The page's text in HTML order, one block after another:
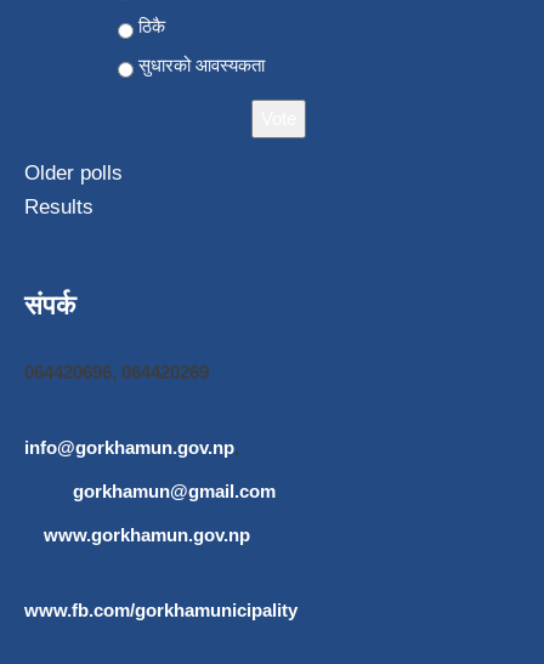
ठिकै
सुधारको आवस्यकता
Older polls
Results
संपर्क
064420696, 064420269
info@gorkhamun.gov.np,
gorkhamun@gmail.com
www.gorkhamun.gov.np
www.fb.com/gorkhamunicipality